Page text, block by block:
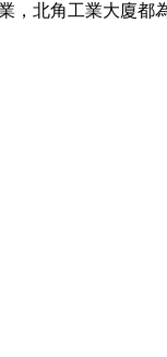
北角工業大廈都